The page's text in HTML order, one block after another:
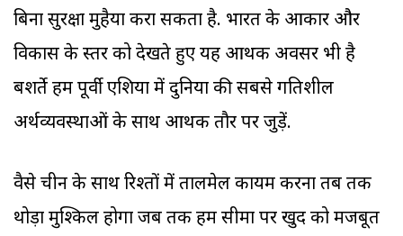
बिना सुरक्षा मुहैया करा सकता है. भारत के आकार और
विकास के स्तर को देखते हुए यह आर्थिक अवसर भी है
बशर्ते हम पूर्वी एशिया में दुनिया की सबसे गतिशील
अर्थव्यवस्थाओं के साथ आर्थिक तौर पर जुड़ें.
वैसे चीन के साथ रिश्तों में तालमेल कायम करना तब तक
थोड़ा मुश्किल होगा जब तक हम सीमा पर खुद को मजबूत